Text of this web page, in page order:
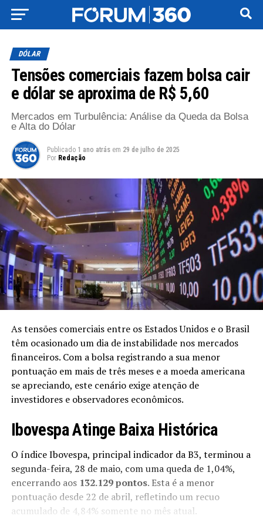
DÓLAR
Tensões comerciais fazem bolsa cair
e dólar se aproxima de R$ 5,60
Mercados em Turbulência: Análise da Queda da Bolsa
e Alta do Dólar
Publicado 1 ano atrás em 29 de julho de 2025
Por Redação
As tensões comerciais entre os Estados Unidos e o Brasil
têm ocasionado um dia de instabilidade nos mercados
financeiros. Com a bolsa registrando a sua menor
pontuação em mais de três meses e a moeda americana
se apreciando, este cenário exige atenção de
investidores e observadores econômicos.
Ibovespa Atinge Baixa Histórica
O índice Ibovespa, principal indicador da B3, terminou a
segunda-feira, 28 de maio, com uma queda de 1,04%,
encerrando aos 132.129 pontos. Esta é a menor
pontuação desde 22 de abril, refletindo um recuo
acumulado de 4,84% somente no mês atual.